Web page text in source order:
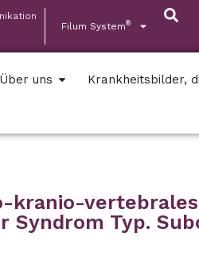
Filum System®
Über uns Krankheitsbilder,
kranio-
Syndrom Typ.